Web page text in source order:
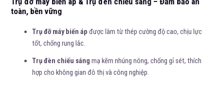
toàn, bền vững
Trụ đỡ máy biến áp được làm từ thép cường độ cao, chịu lực
tốt, chống rung lắc.
Trụ đèn chiếu sáng mạ kẽm nhúng nóng, chống gỉ sét, thích
hợp cho không gian đô thị và công nghiệp.